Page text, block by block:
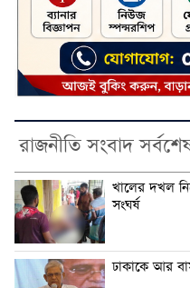
রাজনীতি সংবাদ
খালের দখল
সংঘর্ষ
ঢাকাকে আর